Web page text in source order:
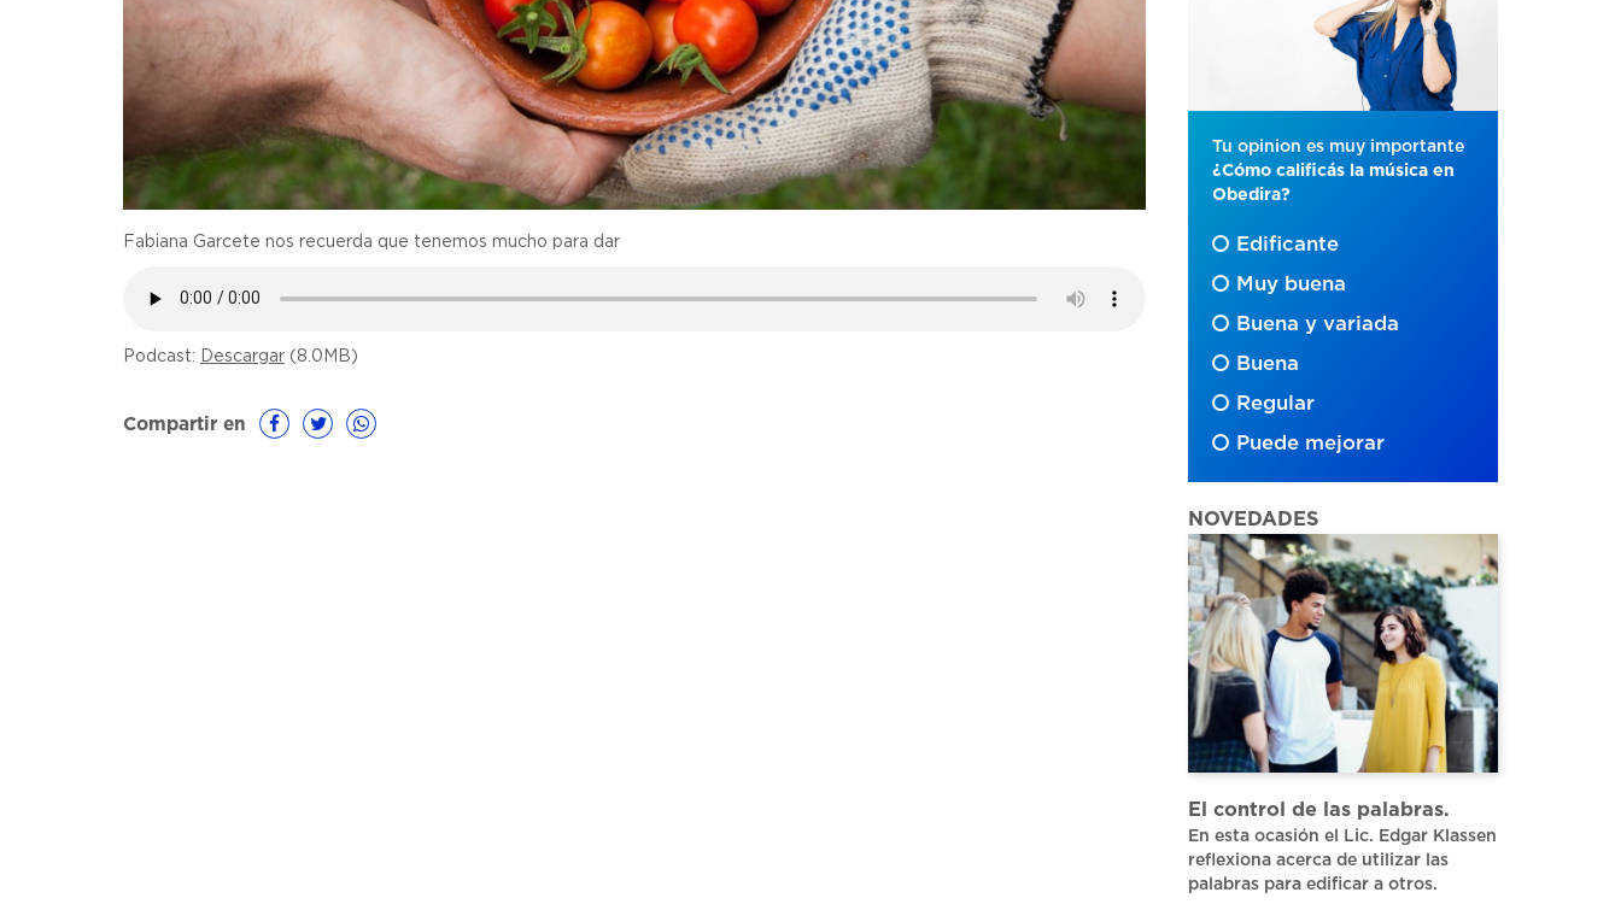
Fabiana Garcete nos recuerda que tenemos mucho para dar
Podcast: Descargar (8.0MB)
Compartir en
Tu opinion es muy importante
¿Cómo calificás la música en
Obedira?
Edificante
Muy buena
Buena y variada
Buena
Regular
Puede mejorar
NOVEDADES
El control de las palabras.
En esta ocasión el Lic. Edgar Klassen
reflexiona acerca de utilizar las
palabras para edificar a otros.